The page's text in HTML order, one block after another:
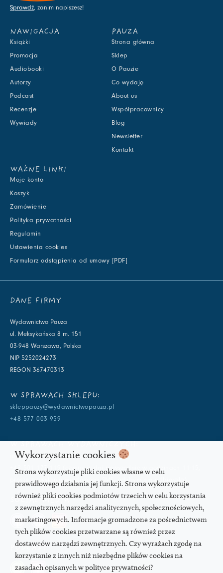
Sprawdź, zanim napiszesz!
NAWIGACJA
Książki
Promocja
Audiobooki
Autorzy
Podcast
Recenzje
Wywiady
PAUZA
Strona główna
Sklep
O Pauzie
Co wydaję
About us
Współpracownicy
Blog
Newsletter
Kontakt
WAŻNE LINKI
Moje konto
Koszyk
Zamówienie
Polityka prywatności
Regulamin
Ustawienia cookies
Formularz odstąpienia od umowy [PDF]
DANE FIRMY
Wydawnictwo Pauza
ul. Meksykańska 8 m. 151
03-948 Warszawa, Polska
NIP 5252024273
REGON 367470313
W SPRAWACH SKLEPU:
skleppauzy@wydawnictwopauza.pl
+48 577 003 959
info@wydawnictwopauza.pl
+48 501 177 119 (czynny w dni powszednie w godzinach 11-15,
proszę o wysłanie wiadomości SMS, gdybym nie odbierała)
SOCIAL MEDIA
PODCAST
Wykorzystanie cookies
Strona wykorzystuje pliki cookies własne w celu
prawidłowego działania jej funkcji. Strona wykorzystuje
również pliki cookies podmiotów trzecich w celu korzystania
z zewnętrznych narzędzi analitycznych, społecznościowych,
marketingowych. Informacje gromadzone za pośrednictwem
tych plików cookies przetwarzane są również przez
dostawców narzędzi zewnętrznych. Czy wyrażach zgodę na
korzystanie z innych niż niezbędne plików cookies na
zasadach opisanych w polityce prywatności?